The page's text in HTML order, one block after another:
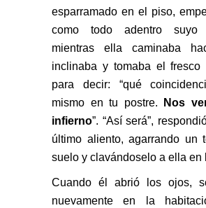
esparramado en el piso,
como todo adentro suyo
mientras ella caminaba
inclinaba y tomaba el fresco
para decir: “qué
mismo en tu postre.
Nos
infierno”. “Así será”,
último aliento, agarrando un
suelo y clavándoselo a ella en
Cuando él abrió los ojos,
nuevamente en la